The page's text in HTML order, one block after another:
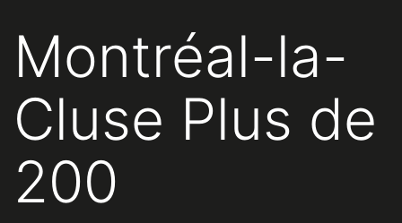
Montréal-la-
Cluse Plus de
200